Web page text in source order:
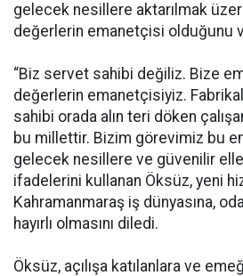
gelecek nesillere aktarılmak
değerlerin emanetçisi olduğunu
“Biz servet sahibi değiliz. Bize
değerlerin emanetçisiyiz.
sahibi orada alın teri döken
bu millettir. Bizim görevimiz bu
gelecek nesillere ve güvenilir
ifadelerini kullanan Öksüz, yeni
Kahramanmaraş iş dünyasına,
hayırlı olmasını diledi.
Öksüz, açılışa katılanlara ve